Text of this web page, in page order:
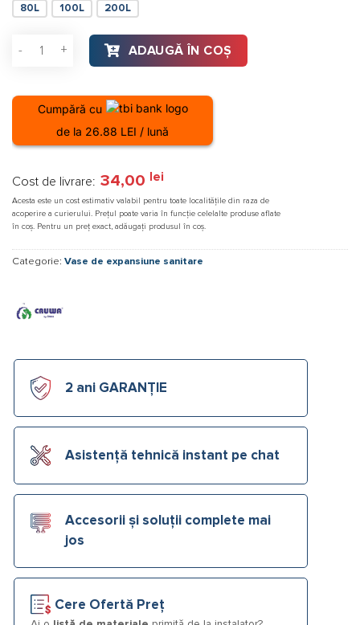
m
80L 100L 200L
Cantitate Vas de expansiune apa rece montaj pe pardoseală,
ADAUGĂ ÎN COȘ
Cumpără cu
de la 26.88 LEI / lună
Cost de livrare: 34,00 lei
Acesta este un cost estimativ valabil pentru toate localitățile din raza de
acoperire a curierului. Prețul poate varia în funcție celelalte produse aflate
în coș. Pentru un preț exact, adăugați produsul în coș.
Categorie: Vase de expansiune sanitare
2 ani GARANȚIE
Asistență tehnică instant pe chat
Accesorii și soluții complete mai
jos
Cere Ofertă Preț